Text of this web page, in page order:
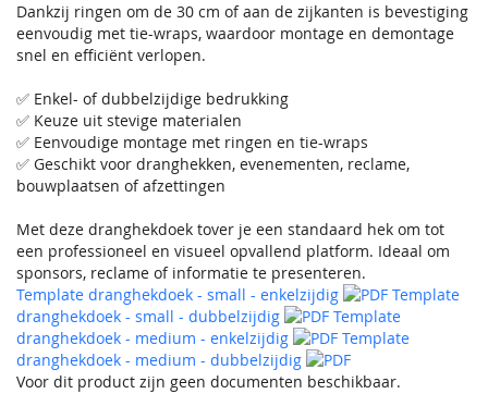
Dankzij ringen om de 30 cm of aan de zijkanten is bevestiging
eenvoudig met tie-wraps, waardoor montage en demontage
snel en efficiënt verlopen.
✅ Enkel- of dubbelzijdige bedrukking
✅ Keuze uit stevige materialen
✅ Eenvoudige montage met ringen en tie-wraps
✅ Geschikt voor dranghekken, evenementen, reclame,
bouwplaatsen of afzettingen
Met deze dranghekdoek tover je een standaard hek om tot
een professioneel en visueel opvallend platform. Ideaal om
sponsors, reclame of informatie te presenteren.
Template dranghekdoek - small - enkelzijdig
Template
dranghekdoek - small - dubbelzijdig
Template
dranghekdoek - medium - enkelzijdig
Template
dranghekdoek - medium - dubbelzijdig
Voor dit product zijn geen documenten beschikbaar.